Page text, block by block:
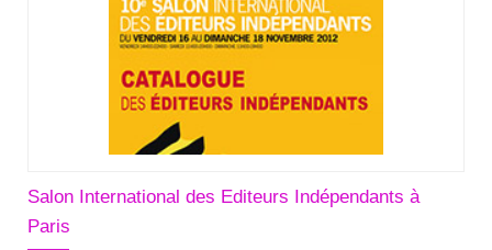
Pınar
Selek
Salon International des Editeurs Indépendants à
Paris